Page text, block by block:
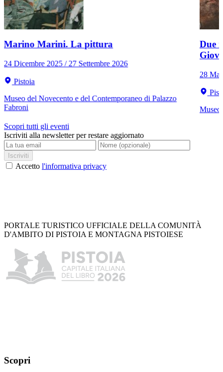
Marino Marini. La pittura
24 Dicembre 2025 / 27 Settembre 2026
Pistoia
Museo del Novecento e del Contemporaneo di Palazzo
Fabroni
Due
28
Museo
Scopri tutti gli eventi
Iscriviti alla newsletter per restare aggiornato
Iscriviti
Accetto l'informativa privacy
PORTALE TURISTICO UFFICIALE DELLA COMUNITÀ
D'AMBITO DI PISTOIA E MONTAGNA PISTOIESE
Scopri